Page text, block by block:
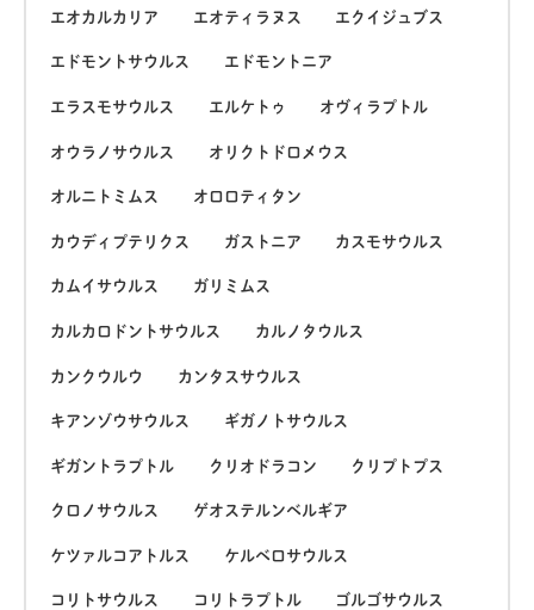
エオカルカリア エオティラヌス エクイジュブス
エドモントサウルス エドモントニア
エラスモサウルス エルケトゥ オヴィラプトル
オウラノサウルス オリクトドロメウス
オルニトミムス オロロティタン
カウディプテリクス ガストニア カスモサウルス
カムイサウルス ガリミムス
カルカロドントサウルス カルノタウルス
カンクウルウ カンタスサウルス
キアンゾウサウルス ギガノトサウルス
ギガントラプトル クリオドラコン クリプトプス
クロノサウルス ゲオステルンベルギア
ケツァルコアトルス ケルベロサウルス
コリトサウルス コリトラプトル ゴルゴサウルス